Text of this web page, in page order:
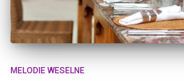
MELODIE WESELNE